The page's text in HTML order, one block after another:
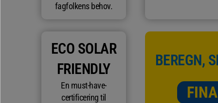
fagfolkens behov.
ECO SOLAR
FRIENDLY
En must-have-
certificering til
BEREGN,